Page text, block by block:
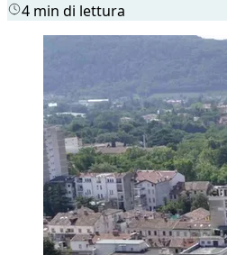
4 min di lettura